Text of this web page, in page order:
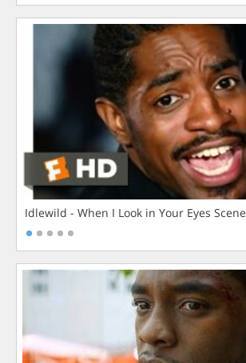
Idlewild - When I Look in Your Eyes Scene